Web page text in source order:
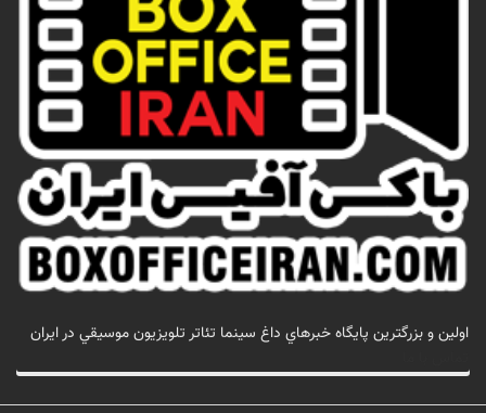
اولين و بزرگترين پايگاه خبرهاي داغ سينما تئاتر تلويزيون موسيقي در ايران